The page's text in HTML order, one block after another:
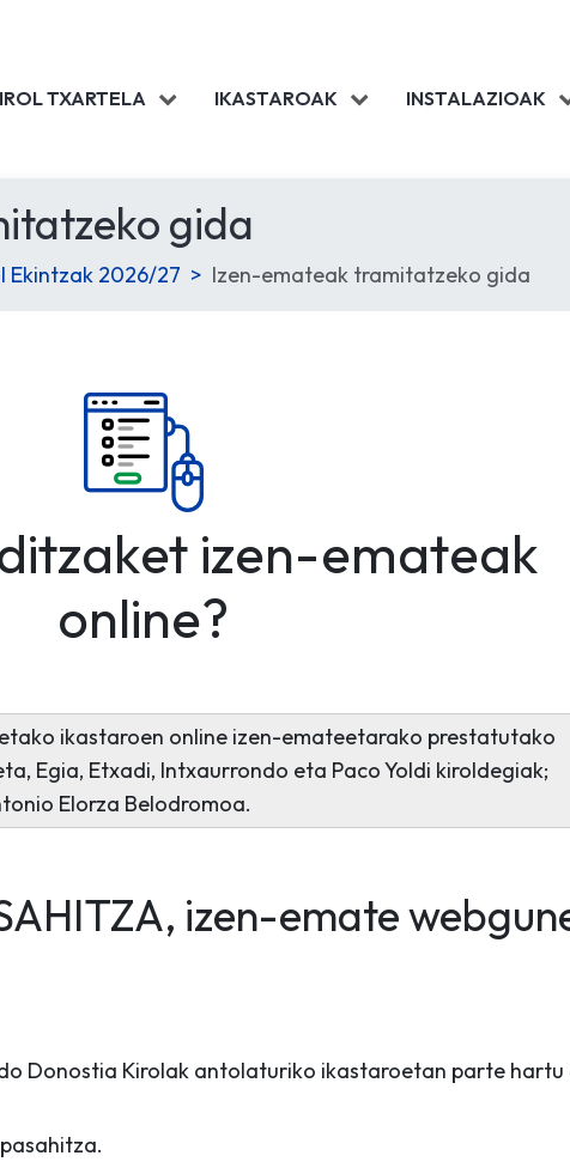
TXARTELA IKASTAROAK INSTALAZIOAK
gida
Ekintzak 2026/27 Izen-emateak tramitatzeko gida
izen-emateak
online?
ikastaroen online izen-emateetarako prestatutako
Egia, Etxadi, Intxaurrondo eta Paco Yoldi kiroldegiak;
Elorza Belodromoa.
izen-emate
Donostia Kirolak antolaturiko ikastaroetan parte hartu